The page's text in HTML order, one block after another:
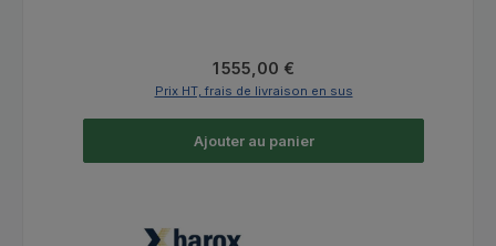
Prix régulier :
1 555,00 €
Prix HT, frais de livraison en sus
Ajouter au panier